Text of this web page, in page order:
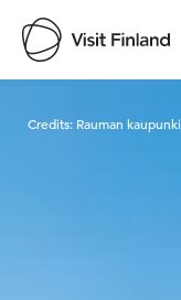
Credits: Rauman kaupunki